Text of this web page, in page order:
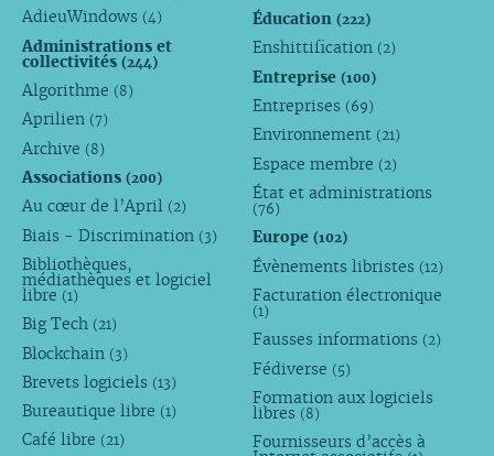
AdieuWindows (4)
Administrations et
collectivités (244)
Algorithme (8)
Aprilien (7)
Archive (8)
Associations (200)
Au cœur de l’April (2)
Biais - Discrimination (3)
Bibliothèques,
médiathèques et logiciel
libre (1)
Big Tech (21)
Blockchain (3)
Brevets logiciels (13)
Bureautique libre (1)
Café libre (21)
Éducation(222)
Enshittification (2)
Entreprise(100)
Entreprises (69)
Environnement (21)
Espace membre (2)
État et administrations
(76)
Europe(102)
Évènements libristes (12)
Facturation électronique
(1)
Fausses informations (2)
Fédiverse (5)
Formation aux logiciels
libres (8)
Fournisseurs d’accès à